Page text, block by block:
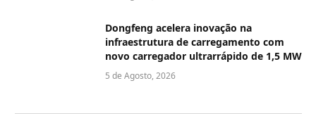
Dongfeng acelera inovação na
infraestrutura de carregamento com
novo carregador ultrarrápido de 1,5 MW
5 de Agosto, 2026